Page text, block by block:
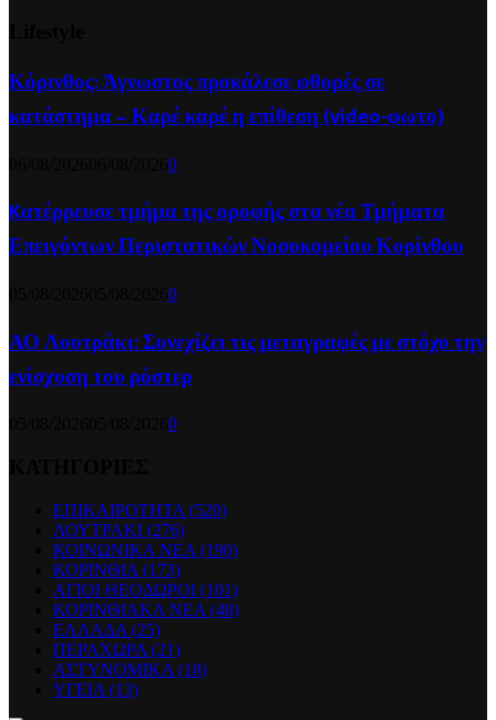
Κόρινθος: Άγνωστος προκάλεσε φθορές σε
κατάστημα – Καρέ καρέ η επίθεση (video-φωτο)
0
Kατέρρευσε τμήμα της οροφής στα νέα Τμήματα
Επειγόντων Περιστατικών Νοσοκομείου Κορίνθου
0
ΑΟ Λουτράκι: Συνεχίζει τις μεταγραφές με στόχο την
ενίσχυση του ρόστερ
0
ΕΠΙΚΑΙΡΟΤΗΤΑ (520)
ΛΟΥΤΡΑΚΙ (276)
ΚΟΙΝΩΝΙΚΑ ΝΕΑ (190)
ΚΟΡΙΝΘΙΑ (173)
ΑΓΙΟΙ ΘΕΟΔΩΡΟΙ (101)
ΚΟΡΙΝΘΙΑΚΑ ΝΕΑ (48)
ΕΛΛΑΔΑ (25)
ΠΕΡΑΧΩΡΑ (21)
ΑΣΤΥΝΟΜΙΚΑ (18)
ΥΓΕΙΑ (13)